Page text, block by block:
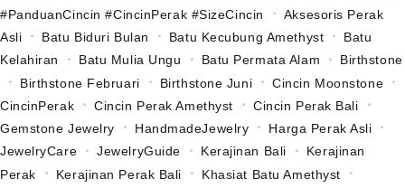
#PanduanCincin #CincinPerak #SizeCincin
Aksesoris Perak
Asli
Batu Biduri Bulan Batu Kecubung Amethyst
Batu
Kelahiran
Batu Mulia Ungu Batu Permata Alam
Birthstone
Birthstone Februari
Birthstone Juni
Cincin Moonstone
CincinPerak
Cincin Perak Amethyst
Cincin Perak Bali
Gemstone Jewelry
HandmadeJewelry
Harga Perak Asli
JewelryCare
JewelryGuide Kerajinan Bali
Kerajinan
Perak
Kerajinan Perak Bali
Khasiat Batu Amethyst